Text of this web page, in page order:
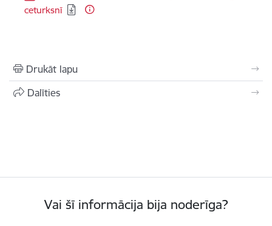
ceturksnī
Drukāt lapu
Dalīties
Vai šī informācija bija noderīga?